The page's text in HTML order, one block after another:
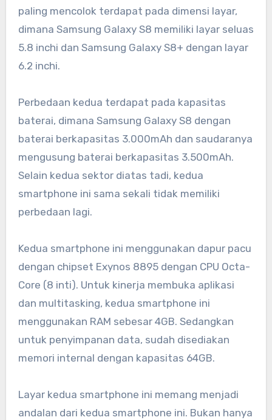
paling mencolok terdapat pada dimensi layar,
dimana Samsung Galaxy S8 memiliki layar seluas
5.8 inchi dan Samsung Galaxy S8+ dengan layar
6.2 inchi.
Perbedaan kedua terdapat pada kapasitas
baterai, dimana Samsung Galaxy S8 dengan
baterai berkapasitas 3.000mAh dan saudaranya
mengusung baterai berkapasitas 3.500mAh.
Selain kedua sektor diatas tadi, kedua
smartphone ini sama sekali tidak memiliki
perbedaan lagi.
Kedua smartphone ini menggunakan dapur pacu
dengan chipset Exynos 8895 dengan CPU Octa-
Core (8 inti). Untuk kinerja membuka aplikasi
dan multitasking, kedua smartphone ini
menggunakan RAM sebesar 4GB. Sedangkan
untuk penyimpanan data, sudah disediakan
memori internal dengan kapasitas 64GB.
Layar kedua smartphone ini memang menjadi
andalan dari kedua smartphone ini. Bukan hanya